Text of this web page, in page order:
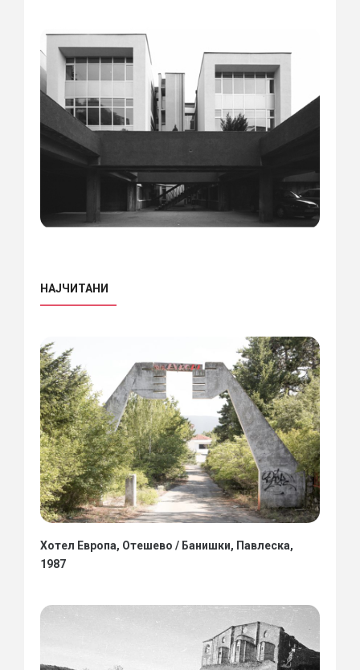
НАЈЧИТАНИ
Хотел Европа, Отешево / Банишки, Павлеска,
1987